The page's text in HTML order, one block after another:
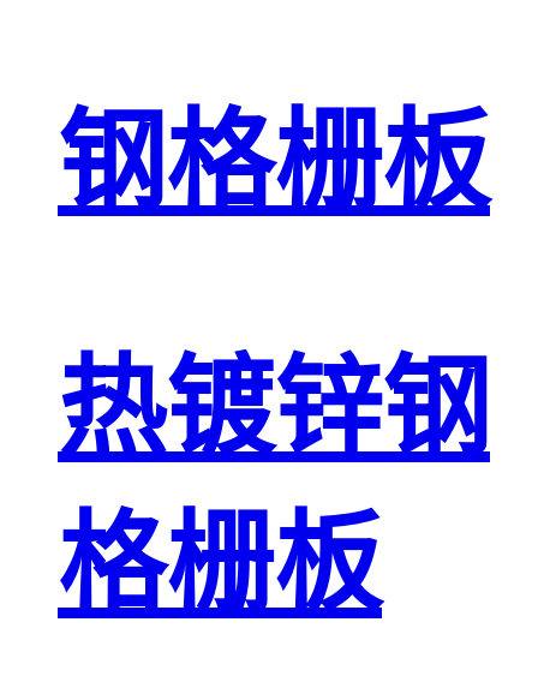
钢格栅板
热镀锌钢
格栅板